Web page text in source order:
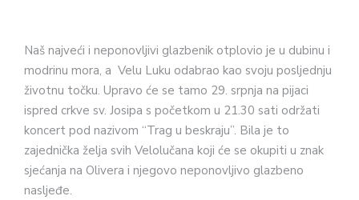
Naš najveći i neponovljivi glazbenik otplovio je u dubinu i
modrinu mora, a Velu Luku odabrao kao svoju posljednju
životnu točku. Upravo će se tamo 29. srpnja na pijaci
ispred crkve sv. Josipa s početkom u 21.30 sati održati
koncert pod nazivom “Trag u beskraju”. Bila je to
zajednička želja svih Velolučana koji će se okupiti u znak
sjećanja na Olivera i njegovo neponovljivo glazbeno
nasljeđe.